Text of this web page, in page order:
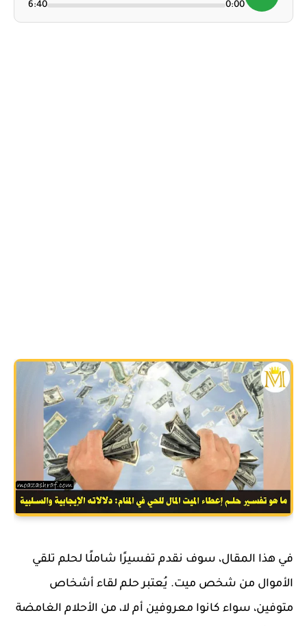
0:00
6:40
في هذا المقال، سوف نقدم تفسيرًا شاملًا لحلم تلقي
الأموال من شخص ميت. يُعتبر حلم لقاء أشخاص
متوفين، سواء كانوا معروفين أم لا، من الأحلام الغامضة